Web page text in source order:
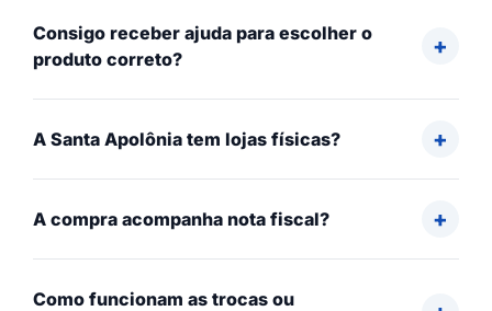
Consigo receber ajuda para escolher o
produto correto?
A Santa Apolônia tem lojas físicas?
A compra acompanha nota fiscal?
Como funcionam as trocas ou